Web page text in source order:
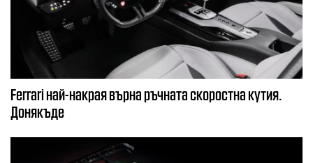
Ferrari най-накрая върна ръчната скоростна кутия.
Донякъде